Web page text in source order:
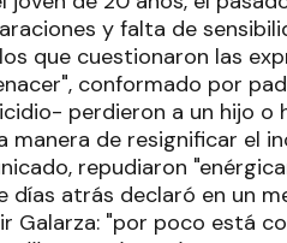
y falta de
que cuestionaron las
conformado por
perdieron a un hijo o
de resignificar el
repudiaron
atrás declaró en un
Galarza: "por poco está